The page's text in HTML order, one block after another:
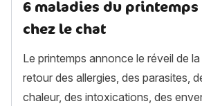
6 maladies du
chez le chat
Le printemps annonce le réveil de
retour des allergies, des parasites,
chaleur, des intoxications, des